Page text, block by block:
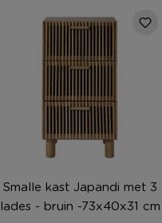
Smalle kast Japandi met 3
lades - bruin -73x40x31 cm